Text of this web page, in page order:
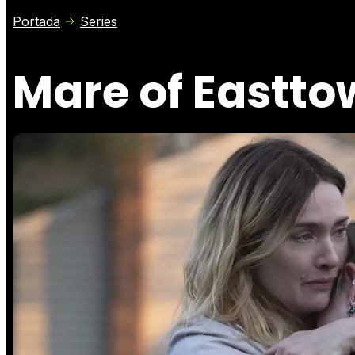
Portada Series
Mare of